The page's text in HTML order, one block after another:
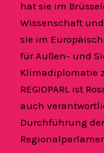
hat sie im
Wissenschaft
sie im
für Außen- und
Klimadiplomatie
REGIOPARL ist
auch
Durchführung